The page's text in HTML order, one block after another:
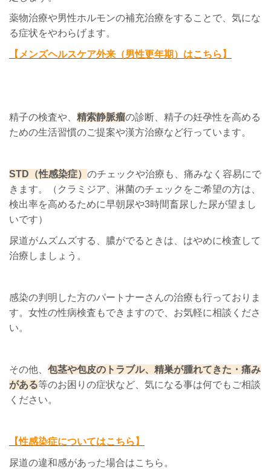
薬物治療や男性ホルモンの補充治療をすることで、気にな
る症状をやわらげます。
【メンズヘルスケア外来（男性更年期）はこちら】
精子の検査や、 精索静脈瘤の診断、精子の妊孕性を高める
ための生活習慣のご提案や漢方治療など行っています。
STD（性感染症） のチェックや治療も、痛みなく容易にで
きます。（クラミジア、淋菌のチェックをご希望の方は、
検出率を高めるために早朝尿や3時間畜尿した尿が望まし
いです）
尿道がムズムズする、膿がでるときは、はやめに検査して
治療しましょう。
感染の判明した方のパートナーさんの治療も行っておりま
す。女性の性病検査もできますので、お気軽に相談くださ
い。
その他、 包茎や包皮のトラブル、精巣が腫れてきた・痛み
がある等のお困りの症状など、気になる事は何でもご相談
ください。
【性感染症についてはこちら】
尿道の違和感があった場合はこちら。